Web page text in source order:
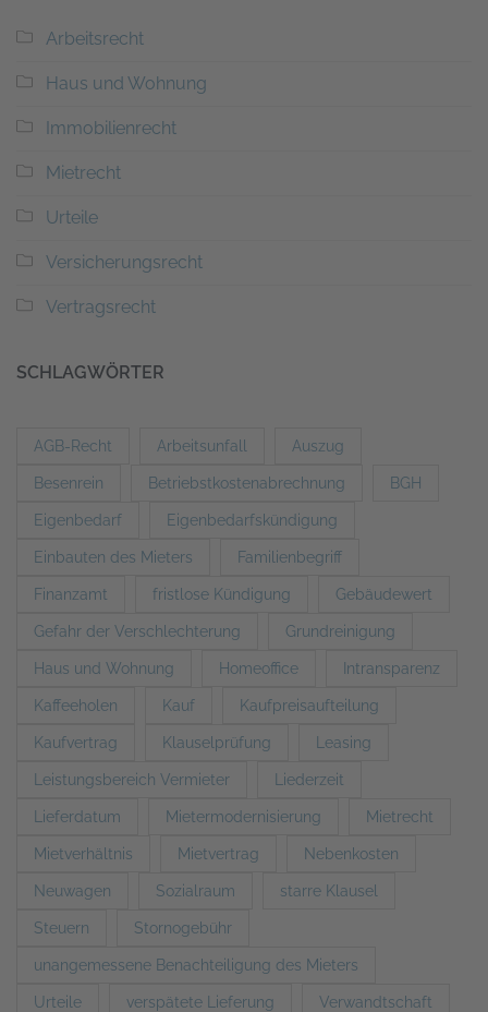
Arbeitsrecht
Haus und Wohnung
Immobilienrecht
Mietrecht
Urteile
Versicherungsrecht
Vertragsrecht
SCHLAGWÖRTER
AGB-Recht Arbeitsunfall Auszug
Besenrein Betriebstkostenabrechnung BGH
Eigenbedarf Eigenbedarfskündigung
Einbauten des Mieters Familienbegriff
Finanzamt fristlose Kündigung Gebäudewert
Gefahr der Verschlechterung Grundreinigung
Haus und Wohnung Homeoffice Intransparenz
Kaffeeholen Kauf Kaufpreisaufteilung
Kaufvertrag Klauselprüfung Leasing
Leistungsbereich Vermieter Liederzeit
Lieferdatum Mietermodernisierung Mietrecht
Mietverhältnis Mietvertrag Nebenkosten
Neuwagen Sozialraum starre Klausel
Steuern Stornogebühr
unangemessene Benachteiligung des Mieters
Urteile verspätete Lieferung Verwandtschaft